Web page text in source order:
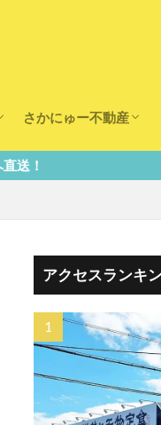
でかけ
育園
健康
習い事
教育
習い事
と
さかにゅー不動産
住宅
リフォーム
アクセスランキ